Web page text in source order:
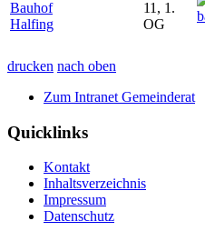
Bauhof
Halfing
11, 1.
OG
drucken nach oben
Zum Intranet Gemeinderat
Quicklinks
Kontakt
Inhaltsverzeichnis
Impressum
Datenschutz